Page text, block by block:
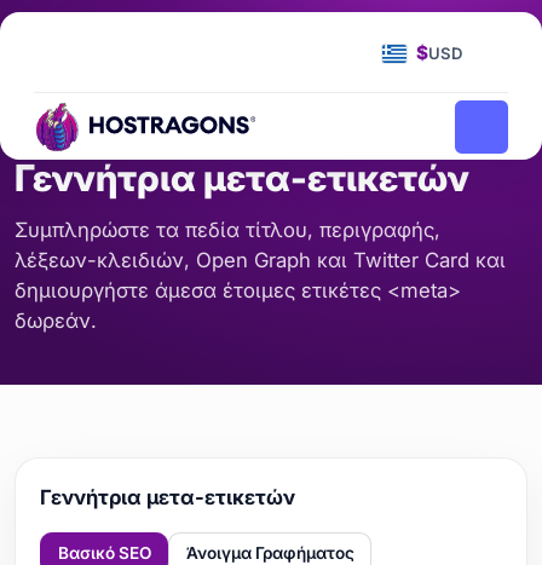
$USD
Γεννήτρια μετα-ετικετών
Συμπληρώστε τα πεδία τίτλου, περιγραφής,
λέξεων-κλειδιών, Open Graph και Twitter Card και
δημιουργήστε άμεσα έτοιμες ετικέτες <meta>
δωρεάν.
Γεννήτρια μετα-ετικετών
Βασικό SEO Άνοιγμα Γραφήματος